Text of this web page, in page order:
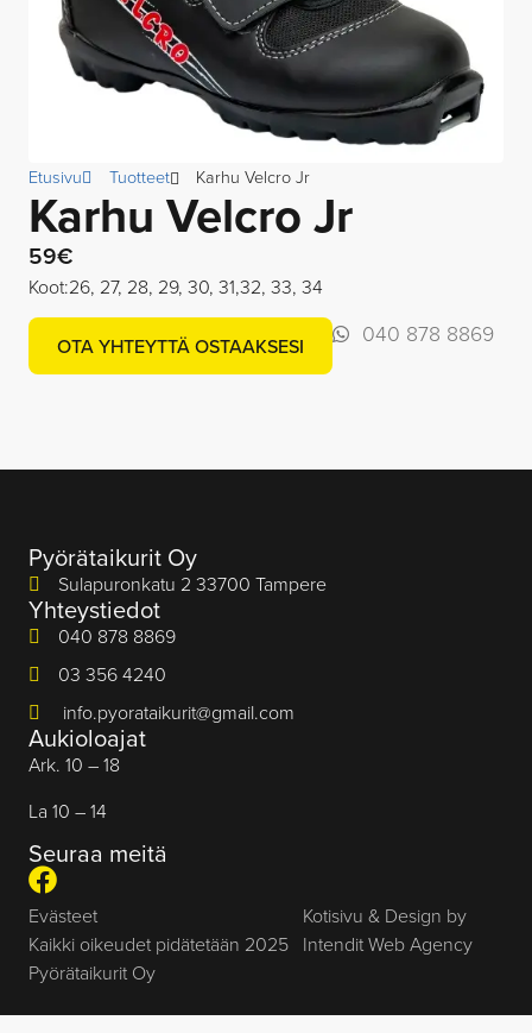
Etusivu Tuotteet Karhu Velcro Jr
Karhu Velcro Jr
59€
Koot:26, 27, 28, 29, 30, 31,32, 33, 34
OTA YHTEYTTÄ OSTAAKSESI 040 878 8869
Pyörätaikurit Oy
Sulapuronkatu 2 33700 Tampere
Yhteystiedot
040 878 8869
03 356 4240
info.pyorataikurit@gmail.com
Aukioloajat
Ark. 10 – 18
La 10 – 14
Seuraa meitä
Evästeet
Kaikki oikeudet pidätetään 2025
Pyörätaikurit Oy
Kotisivu & Design by
Intendit Web Agency